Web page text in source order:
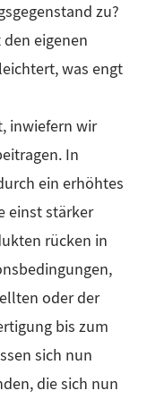
zu?
eigenen
was engt
inwiefern wir
In
ein erhöhtes
einst stärker
rücken in
oder der
bis zum
sich nun
die sich nun